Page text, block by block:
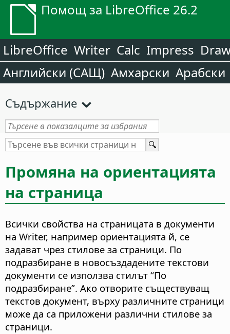
Помощ за LibreOffice 26.2
LibreOffice Writer Calc Impress
Английски (САЩ) Амхарски Арабски
Съдържание
Промяна на ориентацията
на страница
Всички свойства на страницата в документи
на Writer, например ориентацията й, се
задават чрез стилове за страници. По
подразбиране в новосъздадените текстови
документи се използва стилът “По
подразбиране”. Ако отворите съществуващ
текстов документ, върху различните страници
може да са приложени различни стилове за
страници.